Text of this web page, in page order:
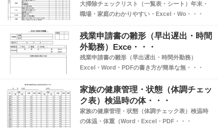
大掃除チェックリスト（一覧表・シート）年末・
職場・家庭のわかりやすい・Excel・Wo・・・
残業申請書の雛形（早出遅出・時間
外勤務）Exce・・・
残業申請書の雛形（早出遅出・時間外勤務）
Excel・Word・PDFの書き方が簡単な無・・・
家族の健康管理・状態（体調チェッ
ク表）検温時の体・・・
家族の健康管理・状態（体調チェック表）検温時
の体温・体重（Word・Excel・PDF・・・